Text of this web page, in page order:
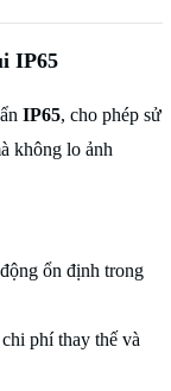
IP65
IP65, cho phép sử
không lo ảnh
ổn định trong
phí thay thế và